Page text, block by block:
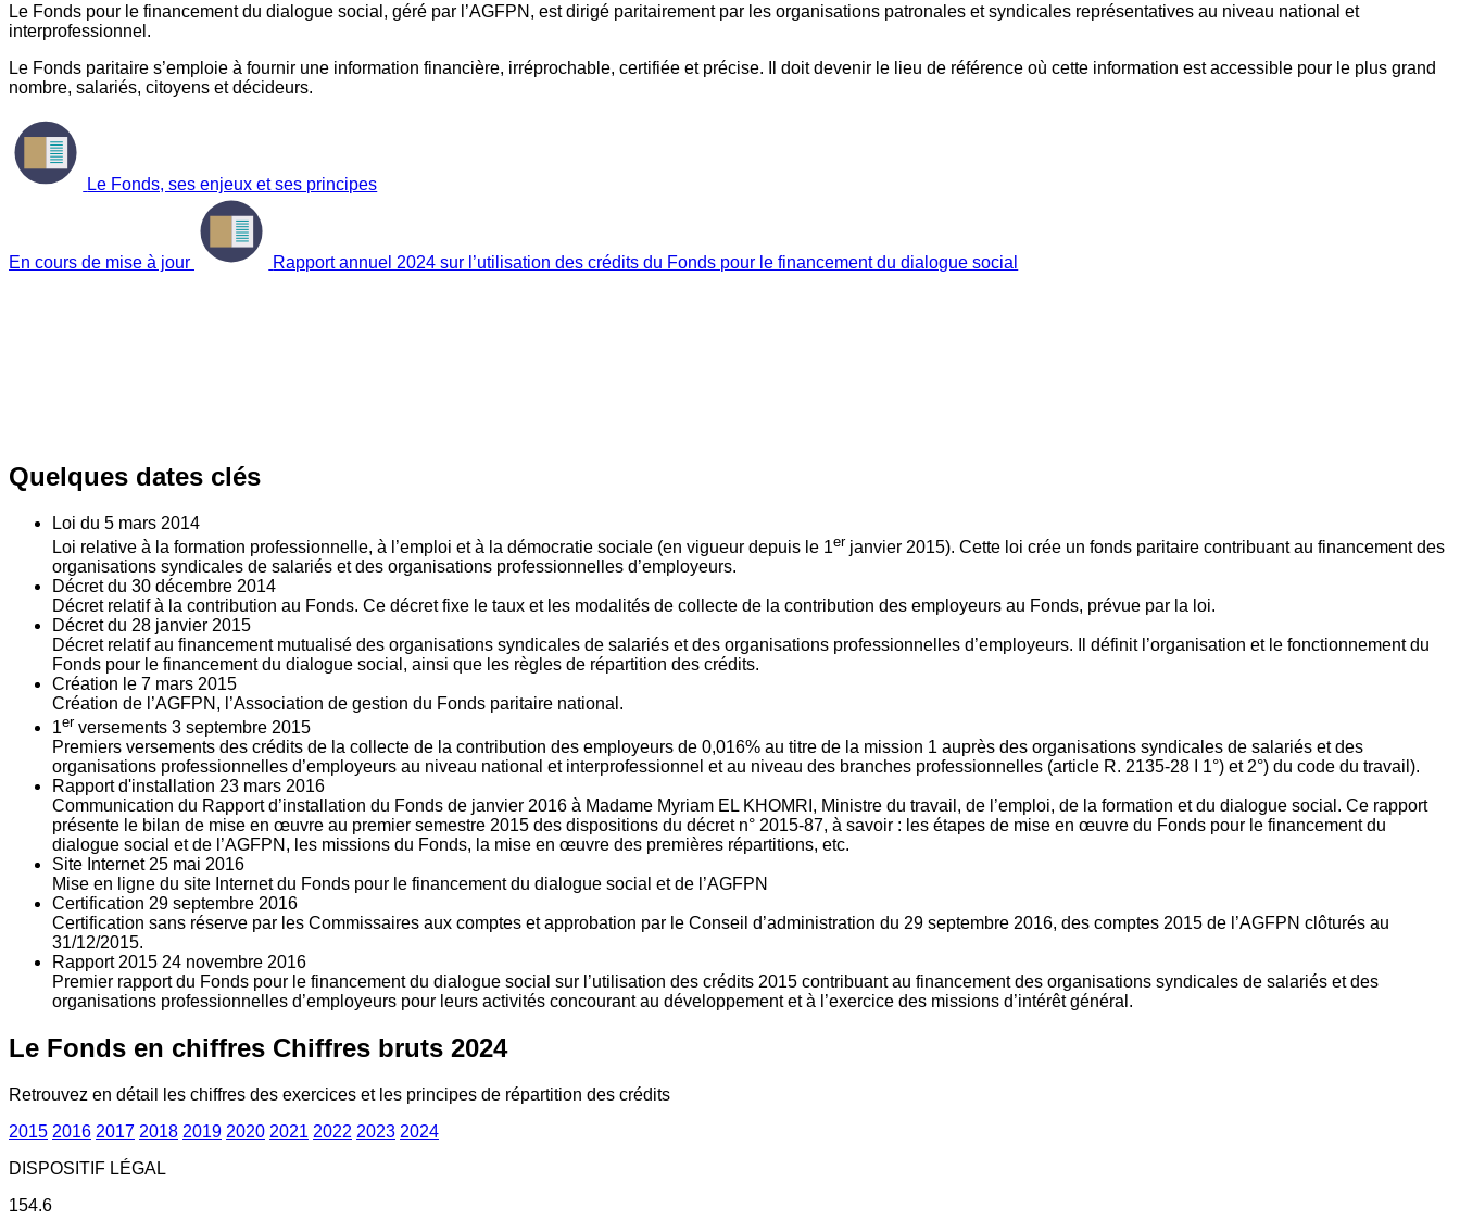
Le Fonds pour le financement du dialogue social, géré par l’AGFPN, est dirigé paritairement par les organisations patronales et syndicales représentatives au niveau national et
interprofessionnel.
Le Fonds paritaire s’emploie à fournir une information financière, irréprochable, certifiée et précise. Il doit devenir le lieu de référence où cette information est accessible pour le plus grand
nombre, salariés, citoyens et décideurs.
Le Fonds, ses enjeux et ses principes
En cours de mise à jour Rapport annuel 2024 sur l’utilisation des crédits du Fonds pour le financement du dialogue social
Quelques dates clés
Loi du 5 mars 2014
Loi relative à la formation professionnelle, à l’emploi et à la démocratie sociale (en vigueur depuis le 1er janvier 2015). Cette loi crée un fonds paritaire contribuant au financement des
organisations syndicales de salariés et des organisations professionnelles d’employeurs.
Décret du 30 décembre 2014
Décret relatif à la contribution au Fonds. Ce décret fixe le taux et les modalités de collecte de la contribution des employeurs au Fonds, prévue par la loi.
Décret du 28 janvier 2015
Décret relatif au financement mutualisé des organisations syndicales de salariés et des organisations professionnelles d’employeurs. Il définit l’organisation et le fonctionnement du
Fonds pour le financement du dialogue social, ainsi que les règles de répartition des crédits.
Création le 7 mars 2015
Création de l’AGFPN, l’Association de gestion du Fonds paritaire national.
1er versements 3 septembre 2015
Premiers versements des crédits de la collecte de la contribution des employeurs de 0,016% au titre de la mission 1 auprès des organisations syndicales de salariés et des
organisations professionnelles d’employeurs au niveau national et interprofessionnel et au niveau des branches professionnelles (article R. 2135‐28 I 1°) et 2°) du code du travail).
Rapport d'installation 23 mars 2016
Communication du Rapport d’installation du Fonds de janvier 2016 à Madame Myriam EL KHOMRI, Ministre du travail, de l’emploi, de la formation et du dialogue social. Ce rapport
présente le bilan de mise en œuvre au premier semestre 2015 des dispositions du décret n° 2015-87, à savoir : les étapes de mise en œuvre du Fonds pour le financement du
dialogue social et de l’AGFPN, les missions du Fonds, la mise en œuvre des premières répartitions, etc.
Site Internet 25 mai 2016
Mise en ligne du site Internet du Fonds pour le financement du dialogue social et de l’AGFPN
Certification 29 septembre 2016
Certification sans réserve par les Commissaires aux comptes et approbation par le Conseil d’administration du 29 septembre 2016, des comptes 2015 de l’AGFPN clôturés au
31/12/2015.
Rapport 2015 24 novembre 2016
Premier rapport du Fonds pour le financement du dialogue social sur l’utilisation des crédits 2015 contribuant au financement des organisations syndicales de salariés et des
organisations professionnelles d’employeurs pour leurs activités concourant au développement et à l’exercice des missions d’intérêt général.
Le Fonds en chiffres Chiffres bruts 2024
Retrouvez en détail les chiffres des exercices et les principes de répartition des crédits
2015 2016 2017 2018 2019 2020 2021 2022 2023 2024
DISPOSITIF LÉGAL
154.6